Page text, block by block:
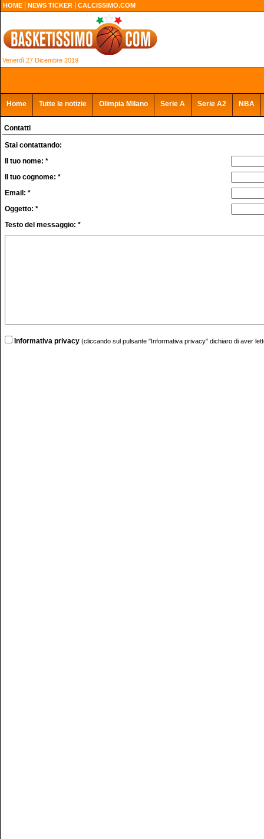
HOME NEWS TICKER CALCISSIMO.COM
Venerdì 27 Dicembre 2019
Home Tutte le notizie Olimpia Milano Serie A Serie A2 NBA
Contatti
Stai contattando:
Il tuo nome: *
Il tuo cognome: *
Email: *
Oggetto: *
Testo del messaggio: *
Informativa privacy (cliccando sul pulsante "Informativa privacy" dichiaro di aver